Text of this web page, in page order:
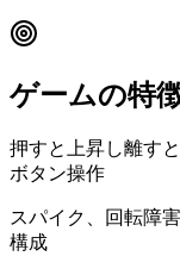
ゲームの特
押すと上昇し離す
ボタン操作
スパイク、回転障
構成